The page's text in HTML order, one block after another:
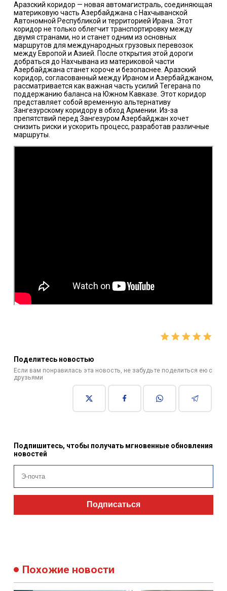
Аразский коридор — новая автомагистраль, соединяющая
материковую часть Азербайджана с Нахчыванской
Автономной Республикой и территорией Ирана. Этот
коридор не только облегчит транспортировку между
двумя странами, но и станет одним из основных
маршрутов для международных грузовых перевозок
между Европой и Азией. После открытия этой дороги
добраться до Нахчывана из материковой части
Азербайджана станет короче и безопаснее. Аразский
коридор, согласованный между Ираном и Азербайджаном,
рассматривается как важная часть усилий Тегерана по
поддержанию баланса на Южном Кавказе. Этот коридор
представляет собой временную альтернативу
Зангезурскому коридору в обход Армении. Из-за
препятствий перед Зангезуром Азербайджан хочет
снизить риски и ускорить процесс, разработав различные
маршруты.
Поделитесь новостью
Если вам понравилась эта новость, не забудьте поделиться ею с
друзьями
Подпишитесь, чтобы получать мгновенные обновления
новостей
Подписаться
Похожие новости